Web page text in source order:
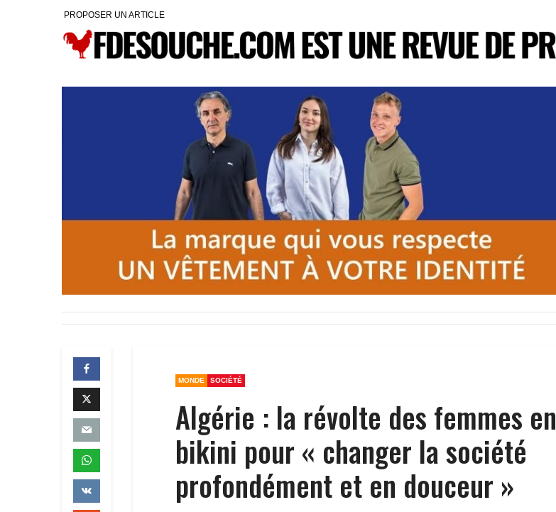
PROPOSER UN ARTICLE
MONDE SOCIÉTÉ
Algérie : la révolte des femmes en
bikini pour « changer la société
profondément et en douceur »